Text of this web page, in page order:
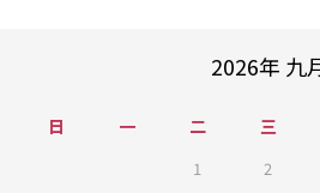
2026年 九
日 一 二 三
1 2